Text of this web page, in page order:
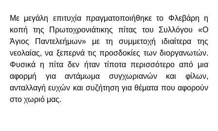
Με μεγάλη επιτυχία πραγματοποιήθηκε το Φλεβάρη η
κοπή της Πρωτοχρονιάτικης πίτας του Συλλόγου «Ο
Άγιος Παντελεήμων» με τη συμμετοχή ιδιαίτερα της
νεολαίας, να ξεπερνά τις προσδοκίες των διοργανωτών.
Φυσικά η πίτα δεν ήταν τίποτα περισσότερο από μια
αφορμή για αντάμωμα συγχωριανών και φίλων,
ανταλλαγή ευχών και συζήτηση για θέματα που αφορούν
στο χωριό μας.